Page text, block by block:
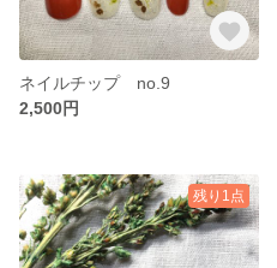
ネイルチップ no.9
2,500円
残り1点